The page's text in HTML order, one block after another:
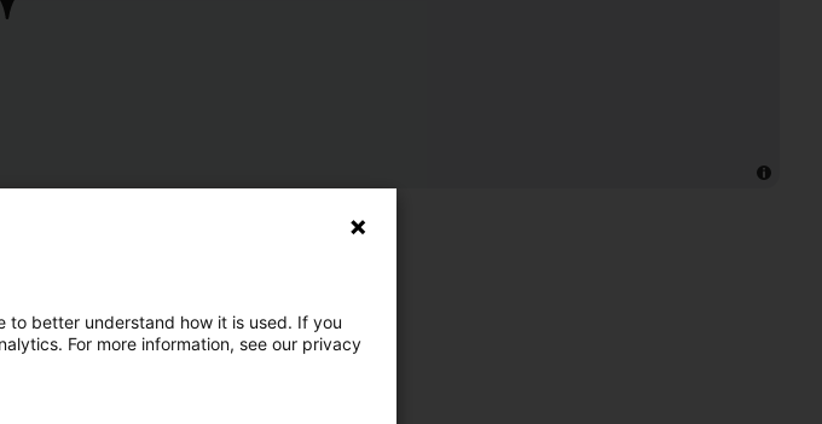
to better understand how it is used. If you
For more information, see our privacy